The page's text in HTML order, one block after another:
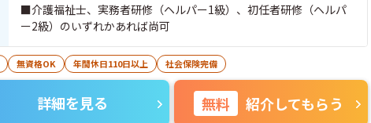
■介護福祉士、実務者研修（ヘルパー1級）、初任者研修（ヘルパ
ー2級）のいずれかあれば尚可
無資格OK 年間休日110日以上 社会保険完備
詳細を見る 無料 紹介してもらう